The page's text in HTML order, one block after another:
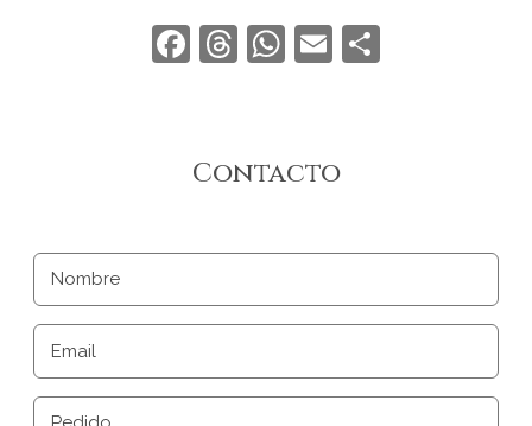
Facebook
Threads
WhatsApp
Email
Contacto
Nombre
Email